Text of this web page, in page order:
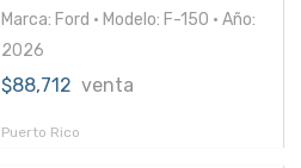
Marca: Ford • Modelo: F-150 • Año:
2026
$88,712 venta
Puerto Rico